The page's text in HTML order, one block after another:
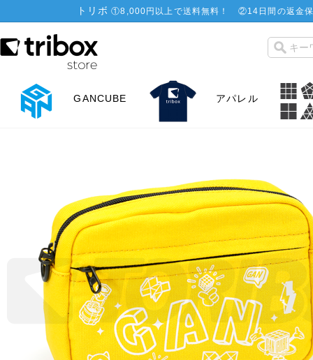
トリボ ①8,000円以上で送料無料！ ②14日間の返金
GANCUBE アパレル